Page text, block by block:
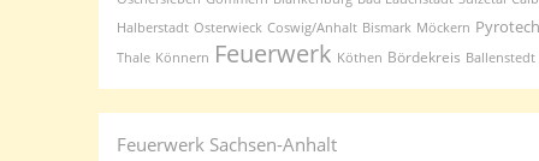
Halberstadt Osterwieck Coswig/Anhalt Bismark Möckern
Thale Könnern Feuerwerk Köthen Bördekreis Ballenstedt
Feuerwerk Sachsen-Anhalt